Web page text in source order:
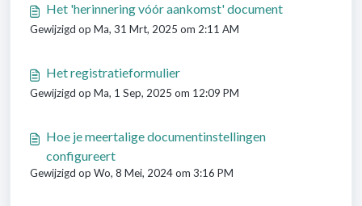
Het 'herinnering vóór aankomst' document
Gewijzigd op Ma, 31 Mrt, 2025 om 2:11 AM
Het registratieformulier
Gewijzigd op Ma, 1 Sep, 2025 om 12:09 PM
Hoe je meertalige documentinstellingen
configureert
Gewijzigd op Wo, 8 Mei, 2024 om 3:16 PM